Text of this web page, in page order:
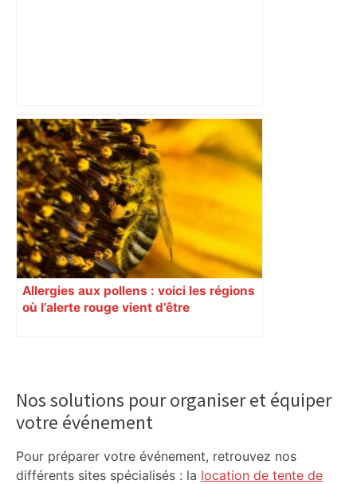
Municipales 2026 à Toulouse : voiture,
métro et train encombrent la campagne
électorale – – Le Mans.maville.com
Allergies aux pollens : voici les régions
où l’alerte rouge vient d’être
Sidebar
Nos solutions pour organiser et équiper
votre événement
Pour préparer votre événement, retrouvez nos
différents sites spécialisés : la location de tente de